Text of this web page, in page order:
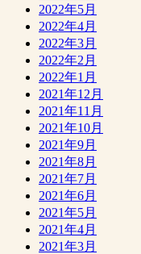
2022年5月
2022年4月
2022年3月
2022年2月
2022年1月
2021年12月
2021年11月
2021年10月
2021年9月
2021年8月
2021年7月
2021年6月
2021年5月
2021年4月
2021年3月